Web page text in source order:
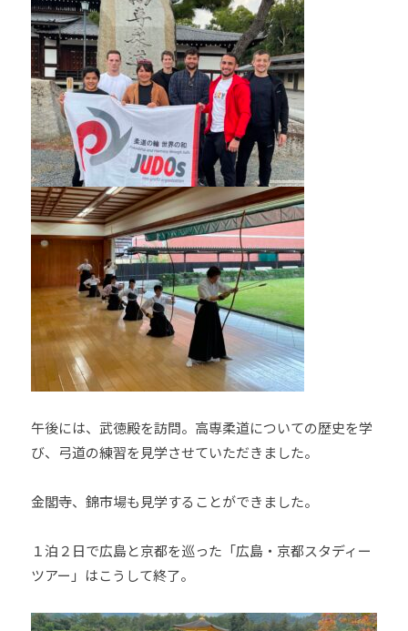
午後には、武徳殿を訪問。高専柔道についての歴史を学
び、弓道の練習を見学させていただきました。
金閣寺、錦市場も見学することができました。
１泊２日で広島と京都を巡った「広島・京都スタディー
ツアー」はこうして終了。